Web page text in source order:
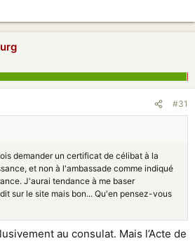
#31
demander un certificat de célibat à la
et non à l'ambassade comme indiqué
J'aurai tendance à me baser
sur le site mais bon... Qu'en pensez-vous
au consulat. Mais l’Acte de